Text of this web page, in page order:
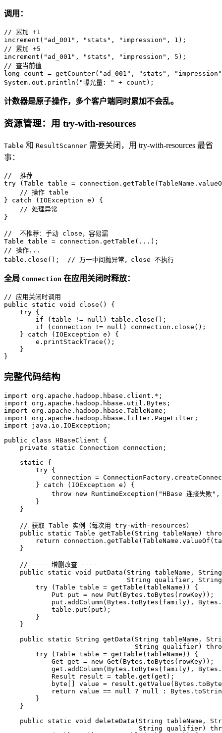
调用：
// 累加 +1
increment( "ad_001" , "stats" , "impression" , 1
// 累加 +5
increment( "ad_001" , "stats" , "impression" , 5
// 查当前值
long
count = getCounter( "ad_001" , "stats" ,
"impression"
System.out.println( "曝光量: " + count);
计数器是原子操作，多个客户端同时累加不会乱。
资源管理：用 try-with-resources
Table 和 ResultScanner 需要关闭，用 try-with-resources 最省
事：
//  推荐
try (Table table =
// 操作 table
} catch (IOException e) {
// 处理异常
}
//  不推荐：手动 close，容易漏
Table table =
// 操作...
table.close();
// 万一中间抛异常，close 不执行
全局 Connection 在应用关闭时释放：
// 应用关闭时调用
public
static void close ()
{
try {
if (table != null ) table.close();
if (connection != null ) connection.close();
    }
catch (IOException e) {
        e.printStackTrace();
    }
}
完整代码结构
import
import
import
import
import java.io.IOException;
public
class HBaseClient {
private
static Connection connection;
static {
try {
connection =
        }
catch (IOException e) {
throw new RuntimeException ( "HBase 连接失败" ,
        }
    }
// 获取 Table 实例（每次用 try-with-resources）
public
static Table getTable (String tableName)
return
    }
// ---- 增删改查 ----
public
static void putData (String tableName,
String qualifier,
try ( Table table = getTable(tableName)) {
Put
put = new Put (Bytes.toBytes(rowKey));
put.addColumn(Bytes.toBytes(family),
            table.put(put);
        }
    }
public
static String getData (String tableName,
                                 String qualifier)
try ( Table table = getTable(tableName)) {
Get get = new Get (Bytes.toBytes(rowKey));
get.addColumn(Bytes.toBytes(family),
Result
result = table.get(get);
byte [] value =
return value == null ? null :
        }
    }
public
static void deleteData (String tableName,
                                  String qualifier)